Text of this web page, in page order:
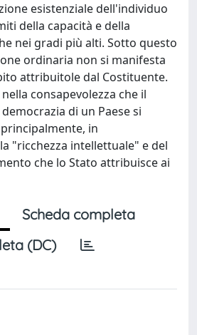
esistenziale dell'individuo
della capacità e della
nei gradi più alti. Sotto questo
ordinaria non si manifesta
attribuitole dal Costituente.
consapevolezza che il
di un Paese si
in
"ricchezza intellettuale" e del
che lo Stato attribuisce ai
Scheda completa
(DC)